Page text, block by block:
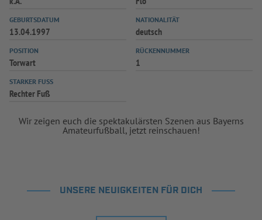
GEBURTSDATUM
13.04.1997
NATIONALITÄT
deutsch
POSITION
Torwart
RÜCKENNUMMER
1
STARKER FUSS
Rechter Fuß
Wir zeigen euch die spektakulärsten Szenen aus Bayerns
Amateurfußball, jetzt reinschauen!
UNSERE NEUIGKEITEN FÜR DICH